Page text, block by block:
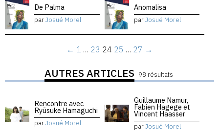
De Palma
parJosué Morel
Anomalisa
parJosué Morel
← 1 … 23 24 25 … 27 →
AUTRES ARTICLES 98 résultats
Rencontre avec
Ryūsuke Hamaguchi
parJosué Morel
Guillaume Namur,
Fabien Hagege et
Vincent Haasser
parJosué Morel